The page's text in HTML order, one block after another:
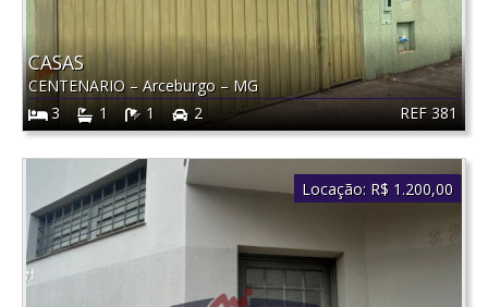
REF 381
CASAS
CENTENARIO –Arceburgo –MG
3
1 1 2
Locação: R$ 1.200,00